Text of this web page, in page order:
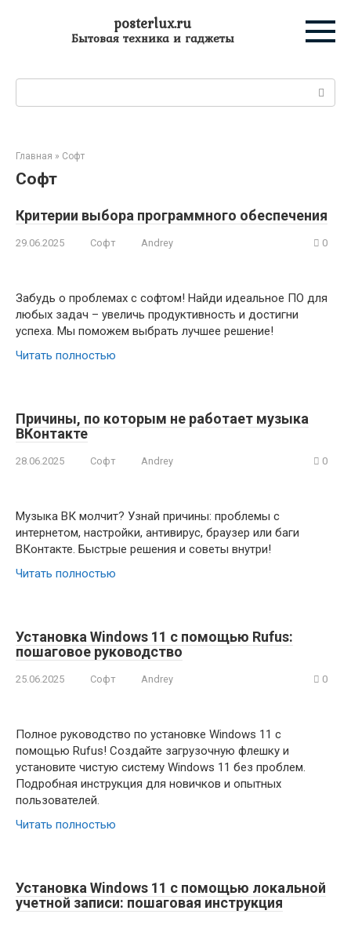
posterlux.ru
Бытовая техника и гаджеты
Главная » Софт
Софт
Критерии выбора программного обеспечения
29.06.2025 Софт Andrey 0
Забудь о проблемах с софтом! Найди идеальное ПО для
любых задач – увеличь продуктивность и достигни
успеха. Мы поможем выбрать лучшее решение!
Читать полностью
Причины, по которым не работает музыка
ВКонтакте
28.06.2025 Софт Andrey 0
Музыка ВК молчит? Узнай причины: проблемы с
интернетом, настройки, антивирус, браузер или баги
ВКонтакте. Быстрые решения и советы внутри!
Читать полностью
Установка Windows 11 с помощью Rufus:
пошаговое руководство
25.06.2025 Софт Andrey 0
Полное руководство по установке Windows 11 с
помощью Rufus! Создайте загрузочную флешку и
установите чистую систему Windows 11 без проблем.
Подробная инструкция для новичков и опытных
пользователей.
Читать полностью
Установка Windows 11 с помощью локальной
учетной записи: пошаговая инструкция